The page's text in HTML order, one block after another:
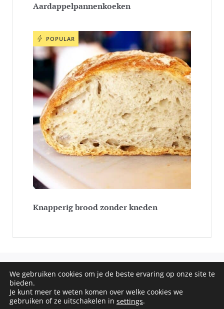
Aardappelpannenkoeken
POPULAR
Knapperig brood zonder kneden
COPYRIGHT © 2020 - 2026 SOS RECEPTEN. ALL RIGHTS
RESERVED
We gebruiken cookies om je de beste ervaring op onze site te
bieden.
Je kunt meer te weten komen over welke cookies we
gebruiken of ze uitschakelen in settings.